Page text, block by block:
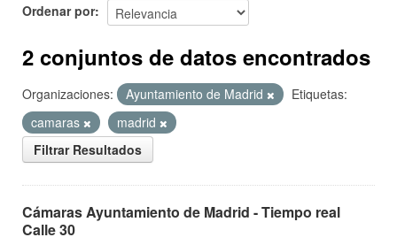
Ordenar por
2 conjuntos de datos encontrados
Organizaciones: Ayuntamiento de Madrid
Etiquetas:
camaras
madrid
Filtrar Resultados
Cámaras Ayuntamiento de Madrid - Tiempo real
Calle 30